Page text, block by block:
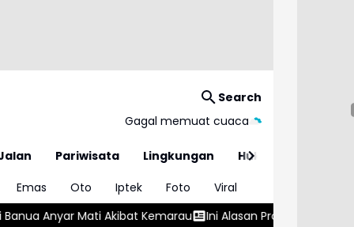
Search
Gagal memuat cuaca
Pariwisata Lingkungan
Hukum
Emas
Oto Iptek Foto
Viral
Kemarau
Ini Alasan Program Makan Bergizi Gratis Punya